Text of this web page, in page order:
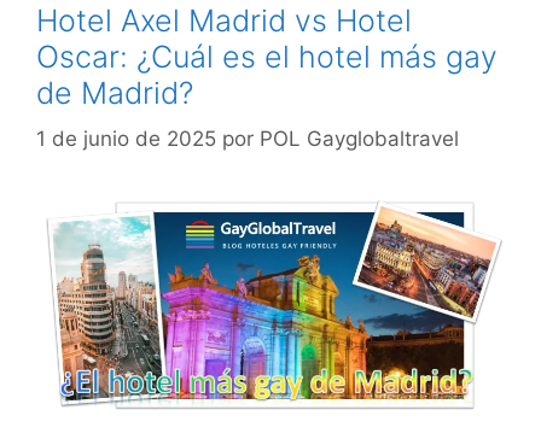
Hotel Axel Madrid vs Hotel
Oscar: ¿Cuál es el hotel más gay
de Madrid?
1 de junio de 2025 por POL Gayglobaltravel